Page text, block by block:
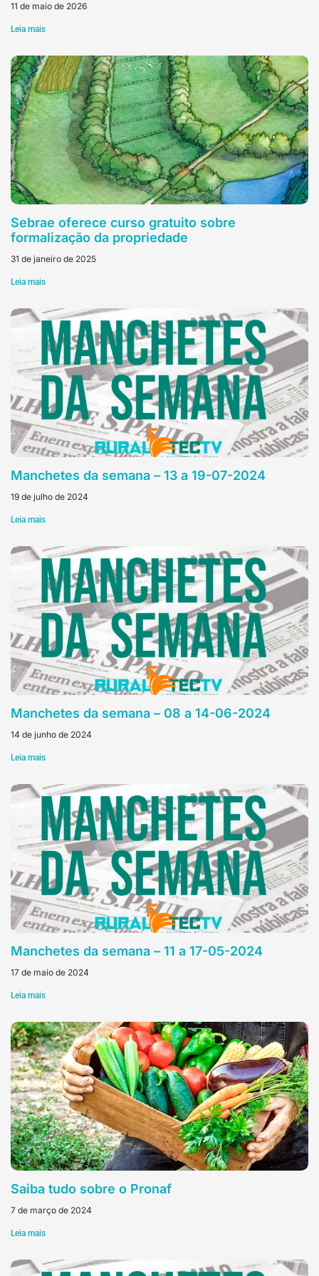
11 de maio de 2026
Leia mais
Sebrae oferece curso gratuito sobre
formalização da propriedade
31 de janeiro de 2025
Leia mais
Manchetes da semana – 13 a 19-07-2024
19 de julho de 2024
Leia mais
Manchetes da semana – 08 a 14-06-2024
14 de junho de 2024
Leia mais
Manchetes da semana – 11 a 17-05-2024
17 de maio de 2024
Leia mais
Saiba tudo sobre o Pronaf
7 de março de 2024
Leia mais